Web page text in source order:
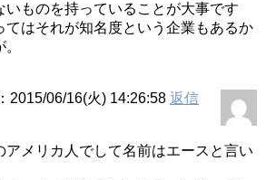
いものを持っていることが大事です
てはそれが知名度という企業もあるか
2015/06/16(火) 14:26:58 返信
アメリカ人でして名前はエースと言い